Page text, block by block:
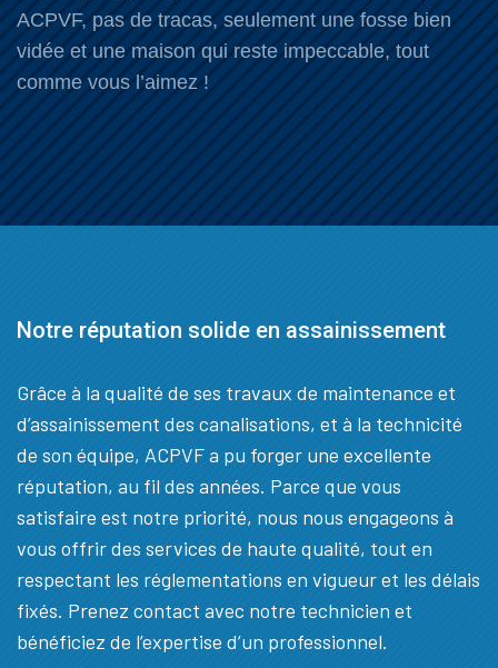
ACPVF, pas de tracas, seulement une fosse bien
vidée et une maison qui reste impeccable, tout
comme vous l’aimez !
Notre réputation solide en assainissement
Grâce à la qualité de ses travaux de maintenance et
d’assainissement des canalisations, et à la technicité
de son équipe, ACPVF a pu forger une excellente
réputation, au fil des années. Parce que vous
satisfaire est notre priorité, nous nous engageons à
vous offrir des services de haute qualité, tout en
respectant les réglementations en vigueur et les délais
fixés. Prenez contact avec notre technicien et
bénéficiez de l’expertise d’un professionnel.